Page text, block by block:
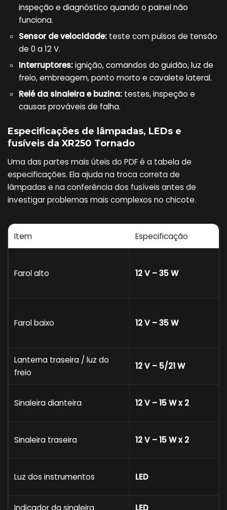
inspeção e diagnóstico quando o painel não
funciona.
Sensor de velocidade: teste com pulsos de tensão
de 0 a 12 V.
Interruptores:ignição, comandos do guidão, luz de
freio, embreagem, ponto morto e cavalete lateral.
Relé da sinaleira e buzina: testes, inspeção e
causas prováveis de falha.
Especificações de lâmpadas, LEDs e
fusíveis da XR250 Tornado
Uma das partes mais úteis do PDF é a tabela de
especificações. Ela ajuda na troca correta de
lâmpadas e na conferência dos fusíveis antes de
investigar problemas mais complexos no chicote.
Item Especificação
Farol alto 12 V – 35 W
Farol baixo 12 V – 35 W
Lanterna traseira / luz do
freio
12 V – 5/21 W
Sinaleira dianteira 12 V – 15 W x 2
Sinaleira traseira 12 V – 15 W x 2
Luz dos instrumentos LED
Indicador da sinaleira LED